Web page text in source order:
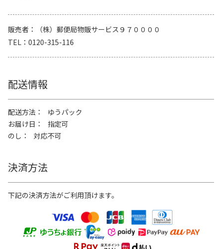
販売者
（株）郵便局物販サービス９７００００
TEL
0120-315-116
配送情報
配送方法
ゆうパック
お届け日
指定可
のし
対応不可
決済方法
下記の決済方法がご利用頂けます。